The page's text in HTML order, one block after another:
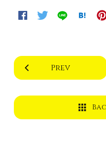
Prev